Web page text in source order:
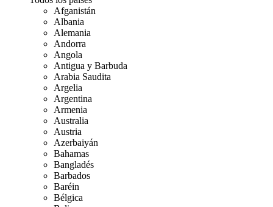
Afganistán
Albania
Alemania
Andorra
Angola
Antigua y Barbuda
Arabia Saudita
Argelia
Argentina
Armenia
Australia
Austria
Azerbaiyán
Bahamas
Bangladés
Barbados
Baréin
Bélgica